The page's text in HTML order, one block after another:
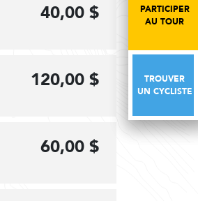
PARTICIPER
AU TOUR
TROUVER
UN CYCLISTE
40,00 $
120,00 $
60,00 $
PARTICIPER
AU TOUR
TROUVER
UN CYCLISTE